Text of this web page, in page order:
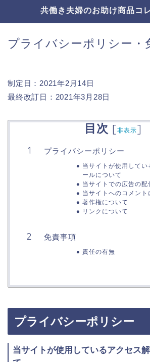
共働き夫婦のお助け商品コ
プライバシーポリシー・
制定日：2021年2月14日
最終改訂日：2021年3月28日
目次 [非表示]
プライバシーポリシー
当サイトが使用してい
ールについて
当サイトでの広告の配
当サイトへのコメント
著作権について
リンクについて
免責事項
責任の有無
プライバシーポリシー
当サイトが使用しているアクセス